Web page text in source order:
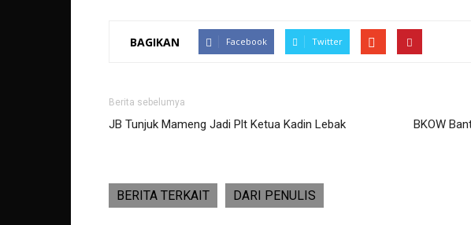
BAGIKAN Facebook Twitter
Berita sebelumya
JB Tunjuk Mameng Jadi Plt Ketua Kadin Lebak
BKOW
BERITA TERKAIT DARI PENULIS